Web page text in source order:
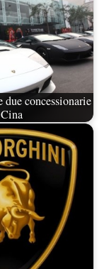
concessionarie